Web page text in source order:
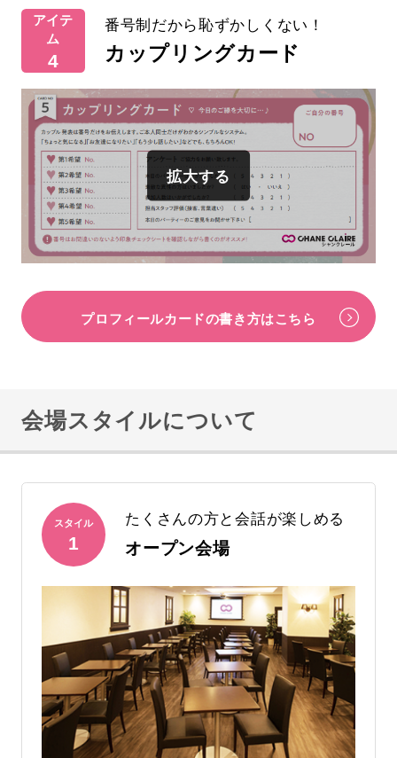
アイテ
ム
4
番号制だから恥ずかしくない！
カップリングカード
プロフィールカードの書き方はこちら
会場スタイルについて
スタイル
1
たくさんの方と会話が楽しめる
オープン会場